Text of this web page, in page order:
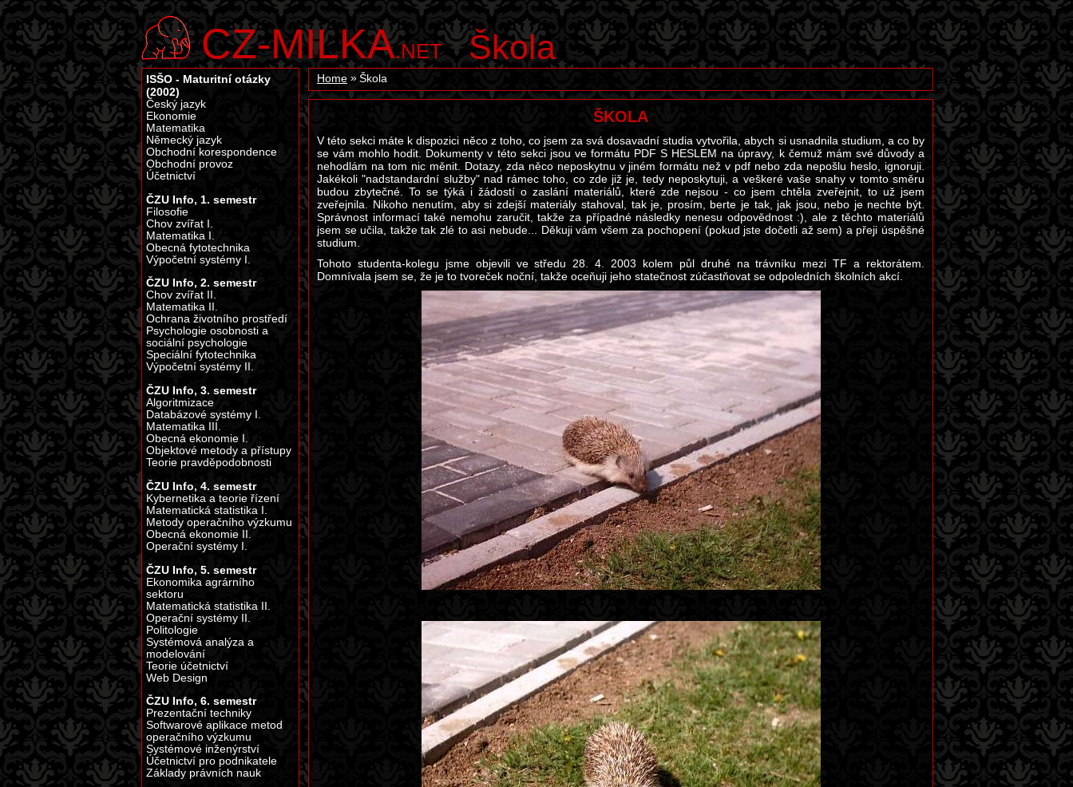
CZ-MILKA.NET Škola
Home Škola
ŠKOLA
V této sekci máte k dispozici něco z toho, co jsem za svá dosavadní studia vytvořila, abych si usnadnila studium, a co by
se vám mohlo hodit. Dokumenty v této sekci jsou ve formátu PDF S HESLEM na úpravy, k čemuž mám své důvody a
nehodlám na tom nic měnit. Dotazy, zda něco neposkytnu v jiném formátu než v pdf nebo zda nepošlu heslo, ignoruji.
Jakékoli "nadstandardní služby" nad rámec toho, co zde již je, tedy neposkytuji, a veškeré vaše snahy v tomto směru
budou zbytečné. To se týká i žádostí o zaslání materiálů, které zde nejsou - co jsem chtěla zveřejnit, to už jsem
zveřejnila. Nikoho nenutím, aby si zdejší materiály stahoval, tak je, prosím, berte je tak, jak jsou, nebo je nechte být.
Správnost informací také nemohu zaručit, takže za případné následky nenesu odpovědnost :), ale z těchto materiálů
jsem se učila, takže tak zlé to asi nebude... Děkuji vám všem za pochopení (pokud jste dočetli až sem) a přeji úspěšné
studium.
Tohoto studenta-kolegu jsme objevili ve středu 28. 4. 2003 kolem půl druhé na trávníku mezi TF a rektorátem.
Domnívala jsem se, že je to tvoreček noční, takže oceňuji jeho statečnost zúčastňovat se odpoledních školních akcí.
ISŠO - Maturitní otázky
(2002)
Český jazyk
Ekonomie
Matematika
Německý jazyk
Obchodní korespondence
Obchodní provoz
Účetnictví
ČZU Info, 1. semestr
Filosofie
Chov zvířat I.
Matematika I.
Obecná fytotechnika
Výpočetní systémy I.
ČZU Info, 2. semestr
Chov zvířat II.
Matematika II.
Ochrana životního prostředí
Psychologie osobnosti a
sociální psychologie
Speciální fytotechnika
Výpočetní systémy II.
ČZU Info, 3. semestr
Algoritmizace
Databázové systémy I.
Matematika III.
Obecná ekonomie I.
Objektové metody a přístupy
Teorie pravděpodobnosti
ČZU Info, 4. semestr
Kybernetika a teorie řízení
Matematická statistika I.
Metody operačního výzkumu
Obecná ekonomie II.
Operační systémy I.
ČZU Info, 5. semestr
Ekonomika agrárního
sektoru
Matematická statistika II.
Operační systémy II.
Politologie
Systémová analýza a
modelování
Teorie účetnictví
Web Design
ČZU Info, 6. semestr
Prezentační techniky
Softwarové aplikace metod
operačního výzkumu
Systémové inženýrství
Účetnictví pro podnikatele
Základy právních nauk